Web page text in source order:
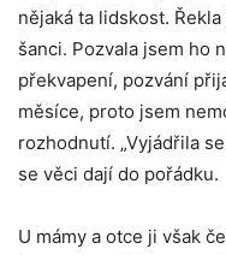
nějaká ta lidskost.
šanci. Pozvala jsem ho
překvapení, pozvání
měsíce, proto jsem
rozhodnutí. „Vyjádřila
se věci dají do pořádku.
U mámy a otce ji však